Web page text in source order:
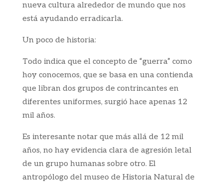
nueva cultura alrededor de mundo que nos
está ayudando erradicarla.
Un poco de historia:
Todo indica que el concepto de “guerra” como
hoy conocemos, que se basa en una contienda
que libran dos grupos de contrincantes en
diferentes uniformes, surgió hace apenas 12
mil años.
Es interesante notar que más allá de 12 mil
años, no hay evidencia clara de agresión letal
de un grupo humanas sobre otro. El
antropólogo del museo de Historia Natural de